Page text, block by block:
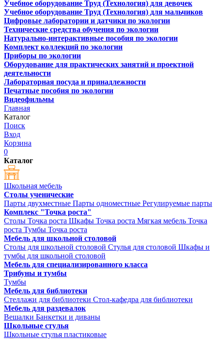
Учебное оборудование Труд (Технология) для девочек
Учебное оборудование Труд (Технология) для мальчиков
Цифровые лаборатории и датчики по экологии
Технические средства обучения по экологии
Натурально-интерактивные пособия по экологии
Комплект коллекций по экологии
Приборы по экологии
Оборудование для практических занятий и проектной
деятельности
Лабораторная посуда и принадлежности
Печатные пособия по экологии
Видеофильмы
Главная
Каталог
Поиск
Вход
Корзина
0
Каталог
Школьная мебель
Столы ученические
Парты двухместные Парты одноместные Регулируемые парты
Комплекс "Точка роста"
Столы Точка роста Шкафы Точка роста Мягкая мебель Точка
роста Тумбы Точка роста
Мебель для школьной столовой
Столы для школьной столовой Стулья для столовой Шкафы и
тумбы для школьной столовой
Мебель для специализированного класса
Трибуны и тумбы
Тумбы
Мебель для библиотеки
Стеллажи для библиотеки Стол-кафедра для библиотеки
Мебель для раздевалок
Вешалки Банкетки и диваны
Школьные стулья
Школьные стулья пластиковые